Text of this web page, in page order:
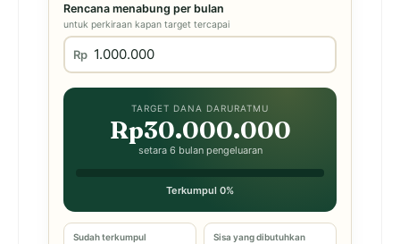
Rencana menabung per bulan
untuk perkiraan kapan target tercapai
Rp
TARGET DANA DARURATMU
Rp30.000.000
setara 6 bulan pengeluaran
Terkumpul 0%
Sudah terkumpul Sisa yang dibutuhkan